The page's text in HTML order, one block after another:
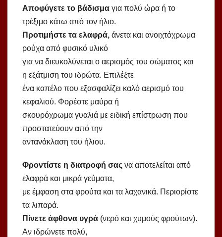
Αποφύγετε το βάδισμα για πολύ ώρα ή το
τρέξιμο κάτω από τον ήλιο.
Προτιμήστε τα ελαφρά, άνετα και ανοιχτόχρωμα
ρούχα από φυσικό υλικό
για να διευκολύνεται ο αερισμός του σώματος και
η εξάτμιση του ιδρώτα. Επιλέξτε
ένα καπέλο που εξασφαλίζει καλό αερισμό του
κεφαλιού. Φορέστε μαύρα ή
σκουρόχρωμα γυαλιά με ειδική επίστρωση που
προστατεύουν από την
αντανάκλαση του ήλιου.
Φροντίστε η διατροφή σας να αποτελείται από
ελαφρά και μικρά γεύματα,
με έμφαση στα φρούτα και τα λαχανικά. Περιορίστε
τα λιπαρά.
Πίνετε άφθονα υγρά (νερό και χυμούς φρούτων).
Αν ιδρώνετε πολύ,